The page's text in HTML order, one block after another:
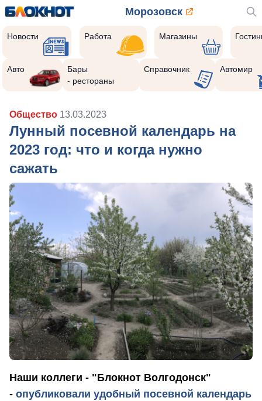
Морозовск
Новости Работа Магазины
Авто
Бары
- рестораны
Справочник Автомир
Общество 13.03.2023
Лунный посевной календарь на
2023 год: что и когда нужно
сажать
Наши коллеги - "Блокнот Волгодонск"
- опубликовали удобный посевной календарь